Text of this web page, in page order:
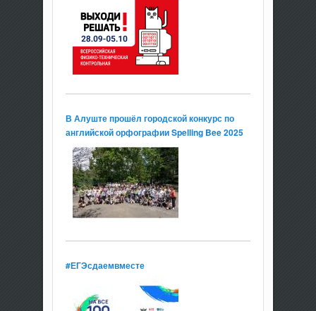
В Алуште прошёл городской конкурс по
английской орфографии Spelling Bee 2025
#ЕГЭсдаемвместе